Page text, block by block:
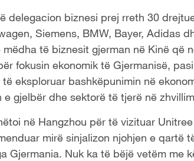
delegacion biznesi prej rreth 30
Siemens, BMW, Bayer, Adidas
të biznesit gjerman në Kinë që
fokusin ekonomik të Gjermanisë,
eksploruar bashkëpunimin në
gjelbër dhe sektorë të tjerë në
në Hangzhou për të vizituar
mirë sinjalizon njohjen e qartë
Gjermania. Nuk ka të bëjë vetëm me